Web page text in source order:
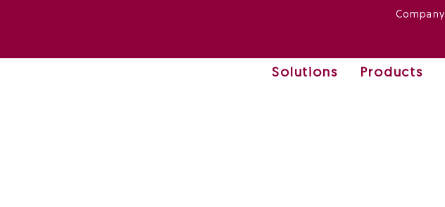
Solutions Products
Company